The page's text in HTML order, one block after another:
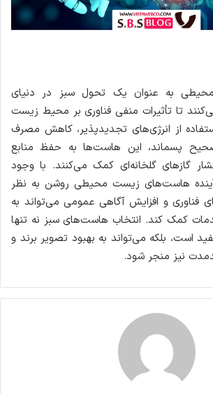
به عنوان یک تحول سبز در دنیای
تا تأثیرات منفی فناوری بر محیط زیست
از انرژی‌های تجدیدپذیر، کاهش مصرف
پسماند، این هاست‌ها به حفظ منابع
گازهای گلخانه‌ای کمک می‌کنند. با وجود
هاست‌های زیست محیطی روشن به نظر
و افزایش آگاهی عمومی می‌تواند به
کمک کند. انتخاب هاست‌های سبز نه تنها
است، بلکه می‌تواند به بهبود تصویر برند و
نیز منجر شود.